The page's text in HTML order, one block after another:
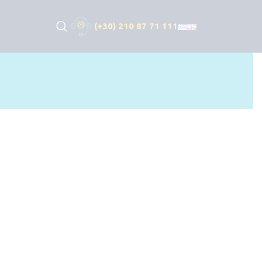
(+30) 210 87 71 111